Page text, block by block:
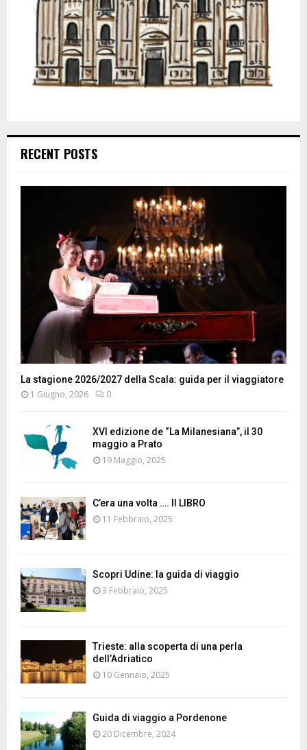
RECENT POSTS
La stagione 2026/2027 della Scala: guida per il viaggiatore
1 Giugno, 2026 0
XVI edizione de “La Milanesiana”, il 30
maggio a Prato
19 Maggio, 2025
C’era una volta …. Il LIBRO
11 Febbraio, 2025
Scopri Udine: la guida di viaggio
3 Febbraio, 2025
Trieste: alla scoperta di una perla
dell’Adriatico
10 Gennaio, 2025
Guida di viaggio a Pordenone
20 Dicembre, 2024